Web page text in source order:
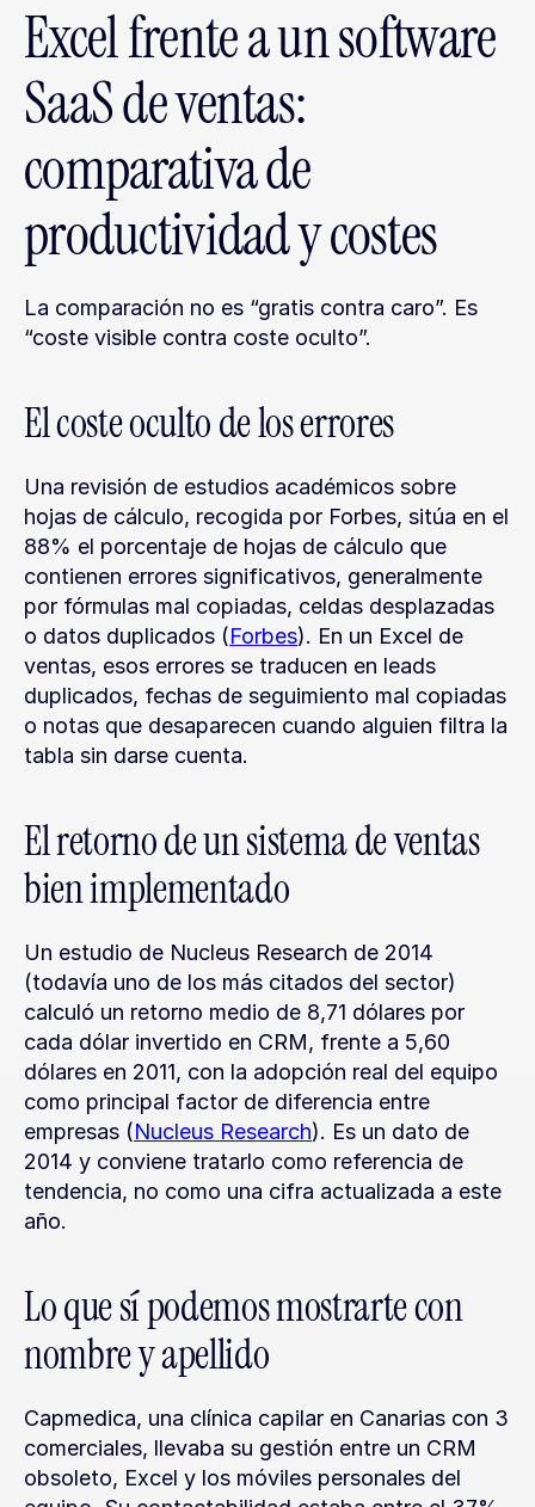
Excel frente a un software
SaaS de ventas:
comparativa de
productividad y costes
La comparación no es “gratis contra caro”. Es
“coste visible contra coste oculto”.
El coste oculto de los errores
Una revisión de estudios académicos sobre
hojas de cálculo, recogida por Forbes, sitúa en el
88% el porcentaje de hojas de cálculo que
contienen errores significativos, generalmente
por fórmulas mal copiadas, celdas desplazadas
o datos duplicados (Forbes). En un Excel de
ventas, esos errores se traducen en leads
duplicados, fechas de seguimiento mal copiadas
o notas que desaparecen cuando alguien filtra la
tabla sin darse cuenta.
El retorno de un sistema de ventas
bien implementado
Un estudio de Nucleus Research de 2014
(todavía uno de los más citados del sector)
calculó un retorno medio de 8,71 dólares por
cada dólar invertido en CRM, frente a 5,60
dólares en 2011, con la adopción real del equipo
como principal factor de diferencia entre
empresas (Nucleus Research). Es un dato de
2014 y conviene tratarlo como referencia de
tendencia, no como una cifra actualizada a este
año.
Lo que sí podemos mostrarte con
nombre y apellido
Capmedica, una clínica capilar en Canarias con 3
comerciales, llevaba su gestión entre un CRM
obsoleto, Excel y los móviles personales del